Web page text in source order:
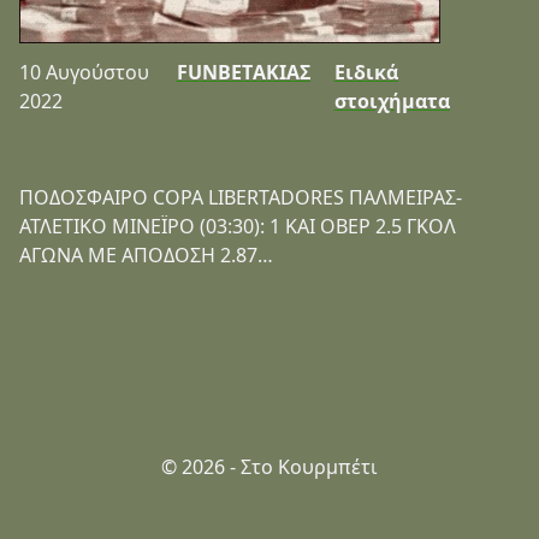
10 Αυγούστου
2022
FUNBETΑΚΙΑΣ
Ειδικά
στοιχήματα
ΠΟΔΟΣΦΑΙΡΟ COPA LIBERTADORES ΠΑΛΜΕΙΡΑΣ-
ΑΤΛΕΤΙΚΟ ΜΙΝΕΪΡΟ (03:30): 1 ΚΑΙ ΟΒΕΡ 2.5 ΓΚΟΛ
ΑΓΩΝΑ ΜΕ ΑΠΟΔΟΣΗ 2.87…
© 2026 - Στο Κουρμπέτι